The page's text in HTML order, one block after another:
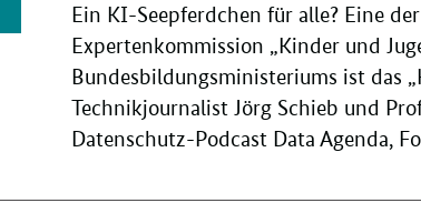
Ein KI-Seepferdchen für alle? Eine
Expertenkommission „Kinder und
Bundesbildungsministeriums ist das
Technikjournalist Jörg Schieb und
Datenschutz-Podcast Data Agenda,